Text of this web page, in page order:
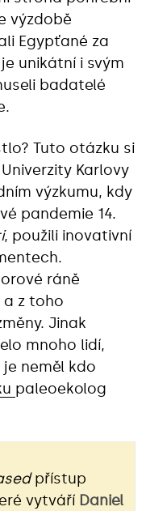
výzdobě
Egypťané za
unikátní i svým
badatelé
Tuto otázku si
Karlovy
výzkumu, kdy
pandemie 14.
, použili inovativní
ráně
a z toho
Jinak
mnoho lidí,
neměl kdo
paleoekolog
přístup
vytváří Daniel